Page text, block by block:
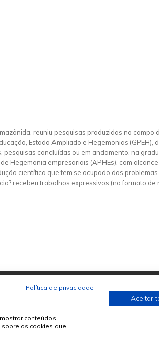
reuniu pesquisas produzidas no
Estado Ampliado e Hegemonias (GPEH),
concluídas ou em andamento, na
Hegemonia empresariais (APHEs), com
científica que tem se ocupado dos
recebeu trabalhos expressivos (no formato
Política de privacidade
conteúdos
os cookies que
Aceitar